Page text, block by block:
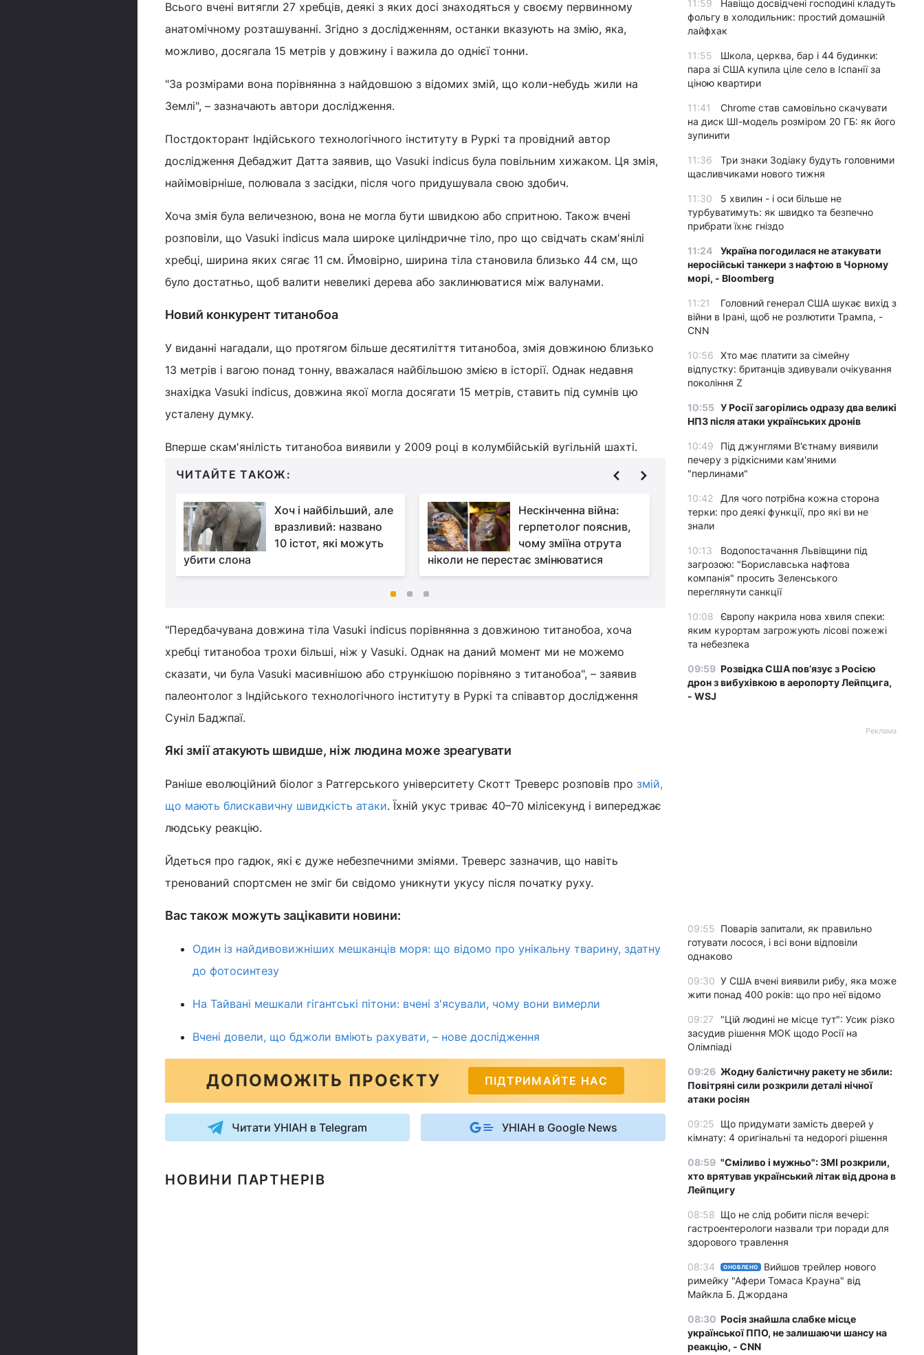
Всього вчені витягли 27 хребців, деякі з яких досі знаходяться у своєму первинному
анатомічному розташуванні. Згідно з дослідженням, останки вказують на змію, яка,
можливо, досягала 15 метрів у довжину і важила до однієї тонни.
"За розмірами вона порівнянна з найдовшою з відомих змій, що коли-небудь жили на
Землі", – зазначають автори дослідження.
Постдокторант Індійського технологічного інституту в Руркі та провідний автор
дослідження Дебаджит Датта заявив, що Vasuki indicus була повільним хижаком. Ця змія,
найімовірніше, полювала з засідки, після чого придушувала свою здобич.
Хоча змія була величезною, вона не могла бути швидкою або спритною. Також вчені
розповіли, що Vasuki indicus мала широке циліндричне тіло, про що свідчать скам'янілі
хребці, ширина яких сягає 11 см. Ймовірно, ширина тіла становила близько 44 см, що
було достатньо, щоб валити невеликі дерева або заклинюватися між валунами.
Новий конкурент титанобоа
У виданні нагадали, що протягом більше десятиліття титанобоа, змія довжиною близько
13 метрів і вагою понад тонну, вважалася найбільшою змією в історії. Однак недавня
знахідка Vasuki indicus, довжина якої могла досягати 15 метрів, ставить під сумнів цю
усталену думку.
Вперше скам'янілість титанобоа виявили у 2009 році в колумбійській вугільній шахті.
ЧИТАЙТЕ ТАКОЖ:
Хоч і найбільший, але
вразливий: названо
10 істот, які можуть
убити слона
Нескінченна війна:
герпетолог пояснив,
чому зміїна отрута
ніколи не перестає змінюватися
Птах, що вважався
повернувся: біолог
пояснив, як таке могло статися
"Передбачувана довжина тіла Vasuki indicus порівнянна з довжиною титанобоа, хоча
хребці титанобоа трохи більші, ніж у Vasuki. Однак на даний момент ми не можемо
сказати, чи була Vasuki масивнішою або стрункішою порівняно з титанобоа", – заявив
палеонтолог з Індійського технологічного інституту в Руркі та співавтор дослідження
Суніл Баджпаї.
Які змії атакують швидше, ніж людина може зреагувати
Раніше еволюційний біолог з Ратгерського університету Скотт Треверс розповів про змій,
що мають блискавичну швидкість атаки. Їхній укус триває 40–70 мілісекунд і випереджає
людську реакцію.
Йдеться про гадюк, які є дуже небезпечними зміями. Треверс зазначив, що навіть
тренований спортсмен не зміг би свідомо уникнути укусу після початку руху.
Вас також можуть зацікавити новини:
Один із найдивовижніших мешканців моря: що відомо про унікальну тварину, здатну
до фотосинтезу
На Тайвані мешкали гігантські пітони: вчені з'ясували, чому вони вимерли
Вчені довели, що бджоли вміють рахувати, – нове дослідження
ДОПОМОЖІТЬ ПРОЄКТУ ПІДТРИМАЙТЕ НАС
Читати УНІАН в Telegram УНІАН в Google News
НОВИНИ ПАРТНЕРІВ
11:59
Навіщо досвідчені господині кладуть
фольгу в холодильник: простий домашній
лайфхак
11:55
Школа, церква, бар і 44 будинки:
пара зі США купила ціле село в Іспанії за
ціною квартири
11:41
Chrome став самовільно скачувати
на диск ШІ-модель розміром 20 ГБ: як його
зупинити
11:36
Три знаки Зодіаку будуть головними
щасливчиками нового тижня
11:30
5 хвилин - і оси більше не
турбуватимуть: як швидко та безпечно
прибрати їхнє гніздо
11:24
Україна погодилася не атакувати
неросійські танкери з нафтою в Чорному
морі, - Bloomberg
11:21
Головний генерал США шукає вихід з
війни в Ірані, щоб не розлютити Трампа, -
CNN
10:56
Хто має платити за сімейну
відпустку: британців здивували очікування
покоління Z
10:55 У Росії загорілись одразу два великі
НПЗ після атаки українських дронів
10:49
Під джунглями В'єтнаму виявили
печеру з рідкісними кам'яними
"перлинами"
10:42
Для чого потрібна кожна сторона
терки: про деякі функції, про які ви не
знали
10:13
Водопостачання Львівщини під
загрозою: "Бориславська нафтова
компанія" просить Зеленського
переглянути санкції
10:08
Європу накрила нова хвиля спеки:
яким курортам загрожують лісові пожежі
та небезпека
09:59 Розвідка США пов’язує з Росією
дрон з вибухівкою в аеропорту Лейпцига,
- WSJ
Реклама
09:55 Поварів запитали, як правильно
готувати лосося, і всі вони відповіли
однаково
09:30 У США вчені виявили рибу, яка може
жити понад 400 років: що про неї відомо
09:27
"Цій людині не місце тут": Усик різко
засудив рішення МОК щодо Росії на
Олімпіаді
09:26 Жодну балістичну ракету не збили:
Повітряні сили розкрили деталі нічної
атаки росіян
09:25
Що придумати замість дверей у
кімнату: 4 оригінальні та недорогі рішення
08:59 "Сміливо і мужньо": ЗМІ розкрили,
хто врятував український літак від дрона в
Лейпцигу
08:58 Що не слід робити після вечері:
гастроентерологи назвали три поради для
здорового травлення
08:34 ОНОВЛЕНО
Вийшов трейлер нового
римейку "Афери Томаса Крауна" від
Майкла Б. Джордана
08:30 Росія знайшла слабке місце
української ППО, не залишаючи шансу на
реакцію, - CNN